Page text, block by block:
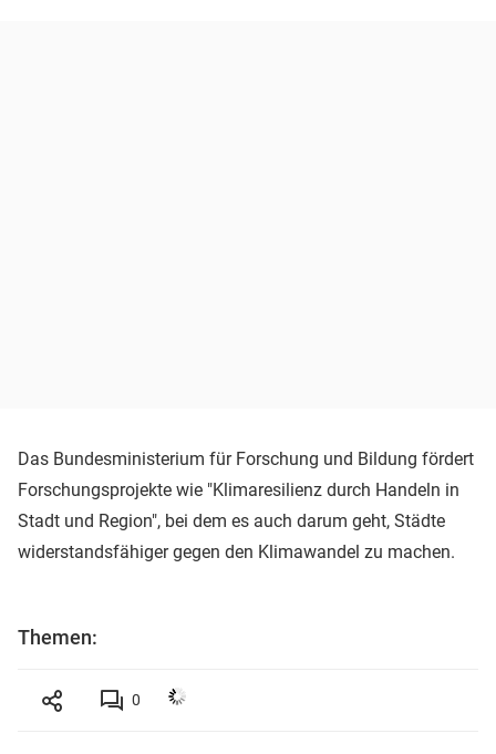
Das Bundesministerium für Forschung und Bildung fördert
Forschungsprojekte wie "Klimaresilienz durch Handeln in
Stadt und Region", bei dem es auch darum geht, Städte
widerstandsfähiger gegen den Klimawandel zu machen.
Themen:
0